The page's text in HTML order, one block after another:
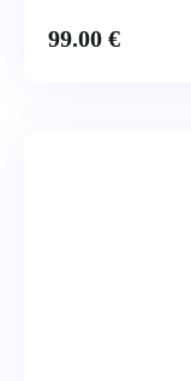
99.00 €